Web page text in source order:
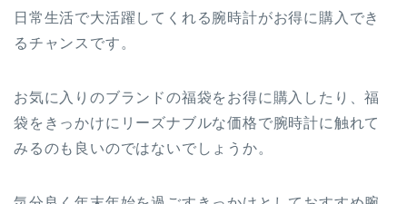
日常生活で大活躍してくれる腕時計がお得に購入でき
るチャンスです。
お気に入りのブランドの福袋をお得に購入したり、福
袋をきっかけにリーズナブルな価格で腕時計に触れて
みるのも良いのではないでしょうか。